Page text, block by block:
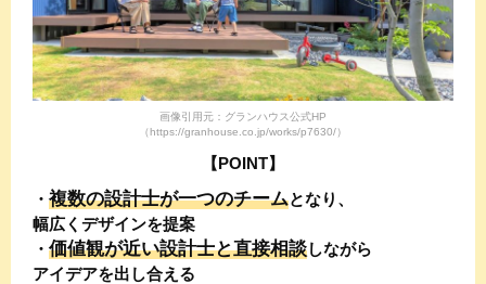
画像引用元：グランハウス公式HP
（https://granhouse.co.jp/works/p7630/）
【POINT】
・ 複数の設計士が一つのチームとなり、
幅広くデザインを提案
・ 価値観が近い設計士と直接相談しながら
アイデアを出し合える